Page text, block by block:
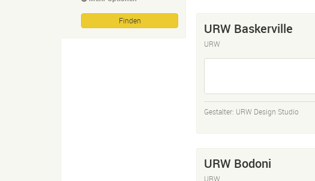
URW Baskerville
URW
Gestalter: URW Design Studio
URW Bodoni
URW